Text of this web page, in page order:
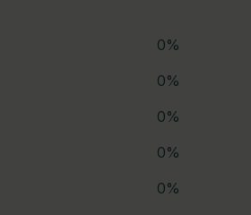
0%
0%
0%
0%
0%